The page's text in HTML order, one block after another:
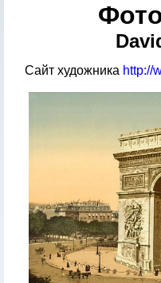
Сайт художника http://